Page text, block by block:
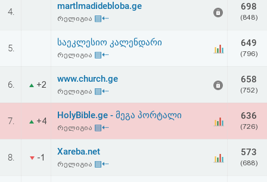
პაროლის
აღდგენა
HTML
კოდი
სალიცენზიო
შეთანხმება
4.
martlmadidebloba.ge
რელიგია ▤⇠
698
(848)
5.
საეკლესიო კალენდარი
რელიგია ▤⇠
649
(796)
6. +2
www.church.ge
რელიგია ▤⇠
658
(752)
7. +4
HolyBible.ge - მეგა პორტალი
რელიგია ▤⇠
636
(726)
8. -1
Xareba.net
რელიგია ▤⇠
573
(688)